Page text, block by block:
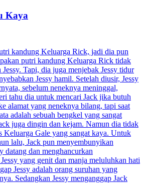
Kaya
kandung Keluarga Rick, jadi dia pun
putri kandung Keluarga Rick tidak
Tapi, dia juga menjebak Jessy tidur
Jessy hamil. Setelah diusir, Jessy
sebelum neneknya meninggal,
tahu dia untuk mencari Jack jika butuh
alamat yang neneknya bilang, tapi saat
adalah sebuah bengkel yang sangat
juga dingin dan kejam. Namun dia tidak
Keluarga Gale yang sangat kaya. Untuk
lalu, Jack pun menyembunyikan
datang dan menghancurkan
yang genit dan manja meluluhkan hati
Jessy adalah orang suruhan yang
Sedangkan Jessy menganggap Jack